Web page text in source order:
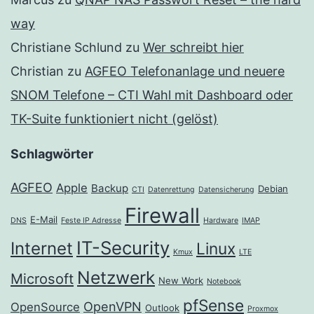
way
Christiane Schlund zu Wer schreibt hier
Christian zu AGFEO Telefonanlage und neuere
SNOM Telefone – CTI Wahl mit Dashboard oder
TK-Suite funktioniert nicht (gelöst)
Schlagwörter
AGFEO Apple Backup CTI Datenrettung Datensicherung Debian
DNS E-Mail Feste IP Adresse Firewall Hardware IMAP
Internet IT-Security Kmux Linux LTE
Microsoft Netzwerk New Work Notebook
OpenSource OpenVPN Outlook pfSense Proxmox